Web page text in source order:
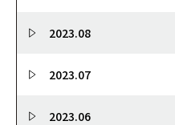
2023.08
2023.07
2023.06